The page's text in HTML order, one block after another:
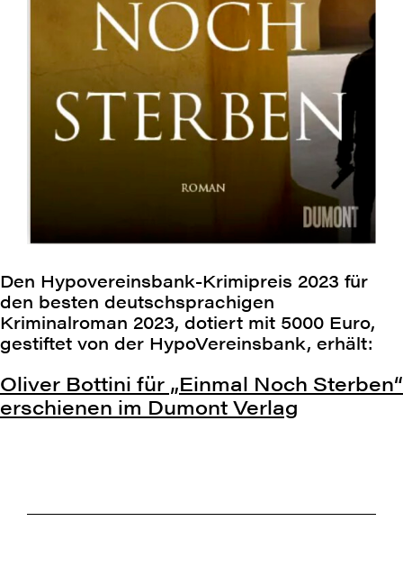
EBM Dr. Fabian Mayer
Axel Preuß
Intendant der Schauspielbühnen in Stuttgart
Astrid Fünderich
Stuttgarter Kriminächten
19:30 Uhr
Beginn der Vorstellung
Den Hypovereinsbank-Krimipreis 2023 für
den besten deutschsprachigen
Kriminalroman 2023, dotiert mit 5000 Euro,
gestiftet von der HypoVereinsbank, erhält:
Oliver Bottini für „Einmal Noch Sterben“
erschienen im Dumont Verlag